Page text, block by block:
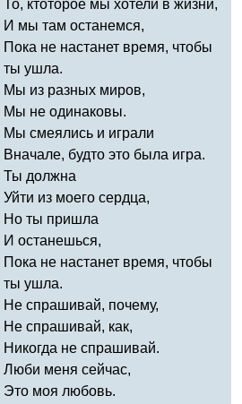
То, ктоторое мы хотели в жизни,
И мы там останемся,
Пока не настанет время, чтобы
ты ушла.
Мы из разных миров,
Мы не одинаковы.
Мы смеялись и играли
Вначале, будто это была игра.
Ты должна
Уйти из моего сердца,
Но ты пришла
И останешься,
Пока не настанет время, чтобы
ты ушла.
Не спрашивай, почему,
Не спрашивай, как,
Никогда не спрашивай.
Люби меня сейчас,
Это моя любовь.